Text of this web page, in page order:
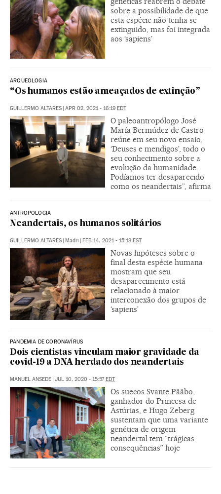
sobre a possibilidade de que
esta espécie não tenha se
extinguido, mas foi integrada
aos ‘sapiens’
ARQUEOLOGIA
“Os humanos estão ameaçados de extinção”
GUILLERMO ALTARES | APR 02, 2021 - 16:19 EDT
O paleoantropólogo José
María Bermúdez de Castro
reúne em seu novo ensaio,
‘Deuses e mendigos’, todo o
seu conhecimento sobre a
evolução da humanidade.
Podíamos ter desaparecido
como os neandertais”, afirma
ANTROPOLOGIA
Neandertais, os humanos solitários
GUILLERMO ALTARES | Madri | FEB 14, 2021 - 15:18 EST
Novas hipóteses sobre o
final desta espécie humana
mostram que seu
desaparecimento está
relacionado à maior
interconexão dos grupos de
‘sapiens’
PANDEMIA DE CORONAVÍRUS
Dois cientistas vinculam maior gravidade da
covid-19 a DNA herdado dos neandertais
MANUEL ANSEDE | JUL 10, 2020 - 15:57EDT
Os suecos Svante Pääbo,
ganhador do Princesa de
Astúrias, e Hugo Zeberg
sustentam que uma variante
genética de origem
neandertal tem “trágicas
consequências” hoje